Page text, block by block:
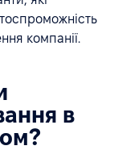
компанії.
в